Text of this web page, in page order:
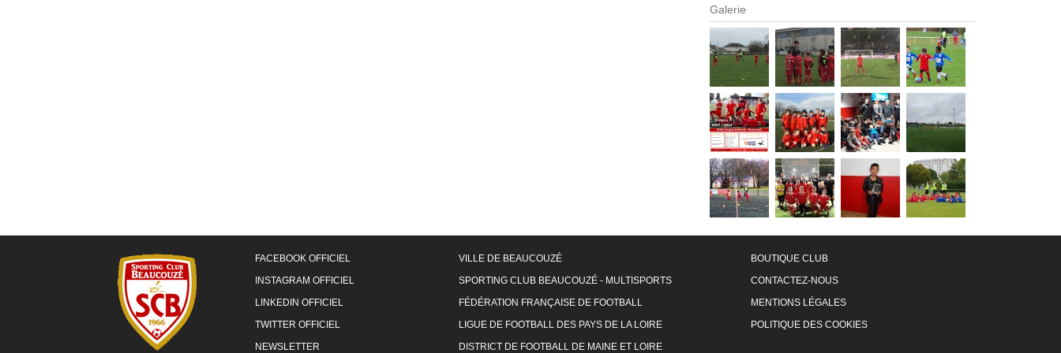
Galerie
FACEBOOK OFFICIEL
INSTAGRAM OFFICIEL
LINKEDIN OFFICIEL
TWITTER OFFICIEL
NEWSLETTER
VILLE DE BEAUCOUZÉ
SPORTING CLUB BEAUCOUZÉ - MULTISPORTS
FÉDÉRATION FRANÇAISE DE FOOTBALL
LIGUE DE FOOTBALL DES PAYS DE LA LOIRE
DISTRICT DE FOOTBALL DE MAINE ET LOIRE
BOUTIQUE CLUB
CONTACTEZ-NOUS
MENTIONS LÉGALES
POLITIQUE DES COOKIES